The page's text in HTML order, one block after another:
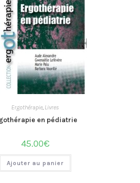
Ergothérapie, Livres
en pédiatrie
45.00€
Ajouter au panier